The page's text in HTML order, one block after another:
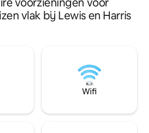
High Borve • 2
Stornoway
veerbootreizen
E
eethoek,
doucheruimte. 3/
zijn ter
wifi dragen
comfortabel
vlak bij Lewis en Harris
Wifi